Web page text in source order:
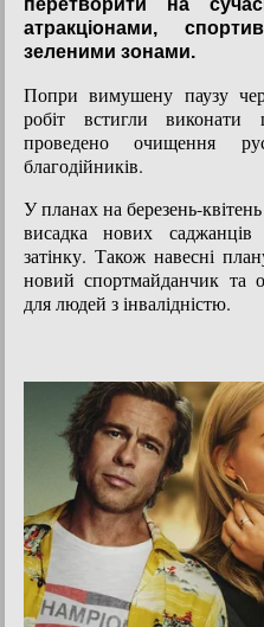
атракціонами,
зеленими зонами.
Попри вимушену паузу
робіт встигли
проведено очищення
благодійників.
У планах на березень-
висадка нових
затінку. Також навесні
новий спортмайданчик та
для людей з інвалідністю.